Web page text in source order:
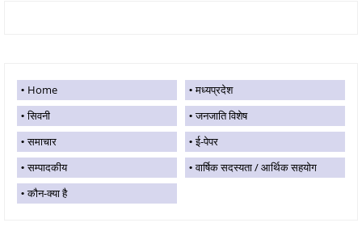
Home
मध्यप्रदेश
सिवनी
जनजाति विशेष
समाचार
ई-पेपर
सम्पादकीय
वार्षिक सदस्यता / आर्थिक सहयोग
कौन-क्या है